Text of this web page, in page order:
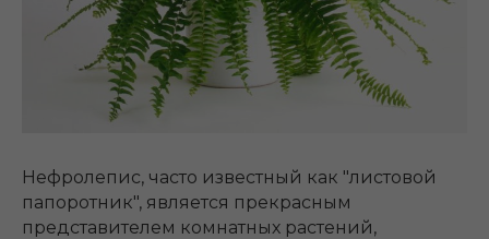
Нефролепис, часто известный как "листовой
папоротник", является прекрасным
представителем комнатных растений,